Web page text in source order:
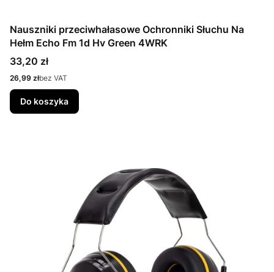
Nauszniki przeciwhałasowe Ochronniki Słuchu Na
Hełm Echo Fm 1d Hv Green 4WRK
Cena
33,20 zł
Cena
26,99 złbez VAT
Do koszyka